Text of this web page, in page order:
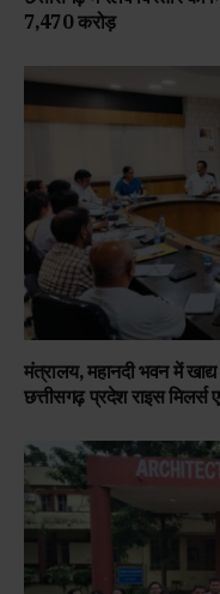
₹7,470 करोड़
मंत्रालय, महानदी भवन में
छत्तीसगढ़ प्रदेश राइस